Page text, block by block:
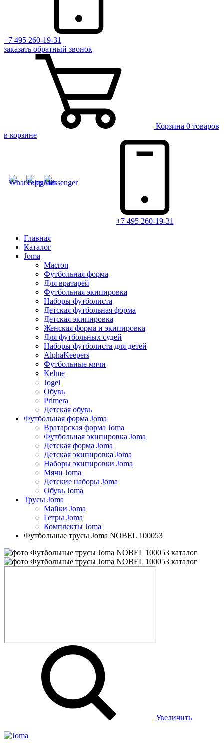
+7 495 260-19-31
заказать обратный звонок
Корзина 0 товаров
в корзине
+7 495 260-19-31
Главная
Каталог
Joma
Macron
Футбольная форма
Для вратарей
Футбольная экипировка
Наборы футболиста
Детская футбольная форма
Детская экипировка
Женская форма и экипировка
Для футбольных судей
Наборы футболиста для детей
AlphaKeepers
Футбольные мячи
Kelme
Jogel
Обувь
Primera
Детская обувь
Футбольная форма Joma
Вратарская форма Joma
Футбольная экипировка Joma
Детская форма Joma
Детская экипировка Joma
Наборы экипировки Joma
Мячи Joma
Детские наборы Joma
Обувь Joma
Трусы Joma
Майки Joma
Гетры Joma
Комплекты Joma
Футбольные трусы Joma NOBEL 100053
Увеличить